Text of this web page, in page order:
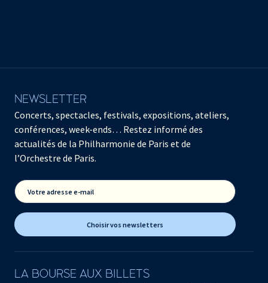
NEWSLETTER
Concerts, spectacles, festivals, expositions, ateliers,
conférences, week-ends… Restez informé des
actualités de la Philharmonie de Paris et de
l’Orchestre de Paris.
Votre adresse e-mail
Choisir vos newsletters
LA BOURSE AUX BILLETS